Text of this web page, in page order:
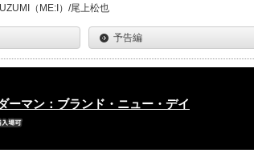
（ME:I）/尾上松也
予告編
ーマン：ブランド・ニュー・デイ